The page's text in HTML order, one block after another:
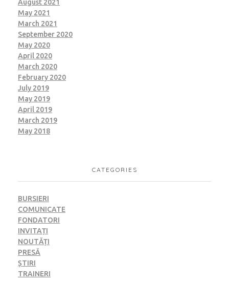
August 2021
May 2021
March 2021
September 2020
May 2020
April 2020
March 2020
February 2020
July 2019
May 2019
April 2019
March 2019
May 2018
CATEGORIES
BURSIERI
COMUNICATE
FONDATORI
INVITAȚI
NOUTĂȚI
PRESĂ
ȘTIRI
TRAINERI